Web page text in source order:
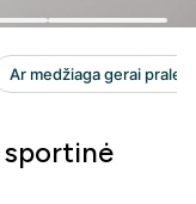
sportinė